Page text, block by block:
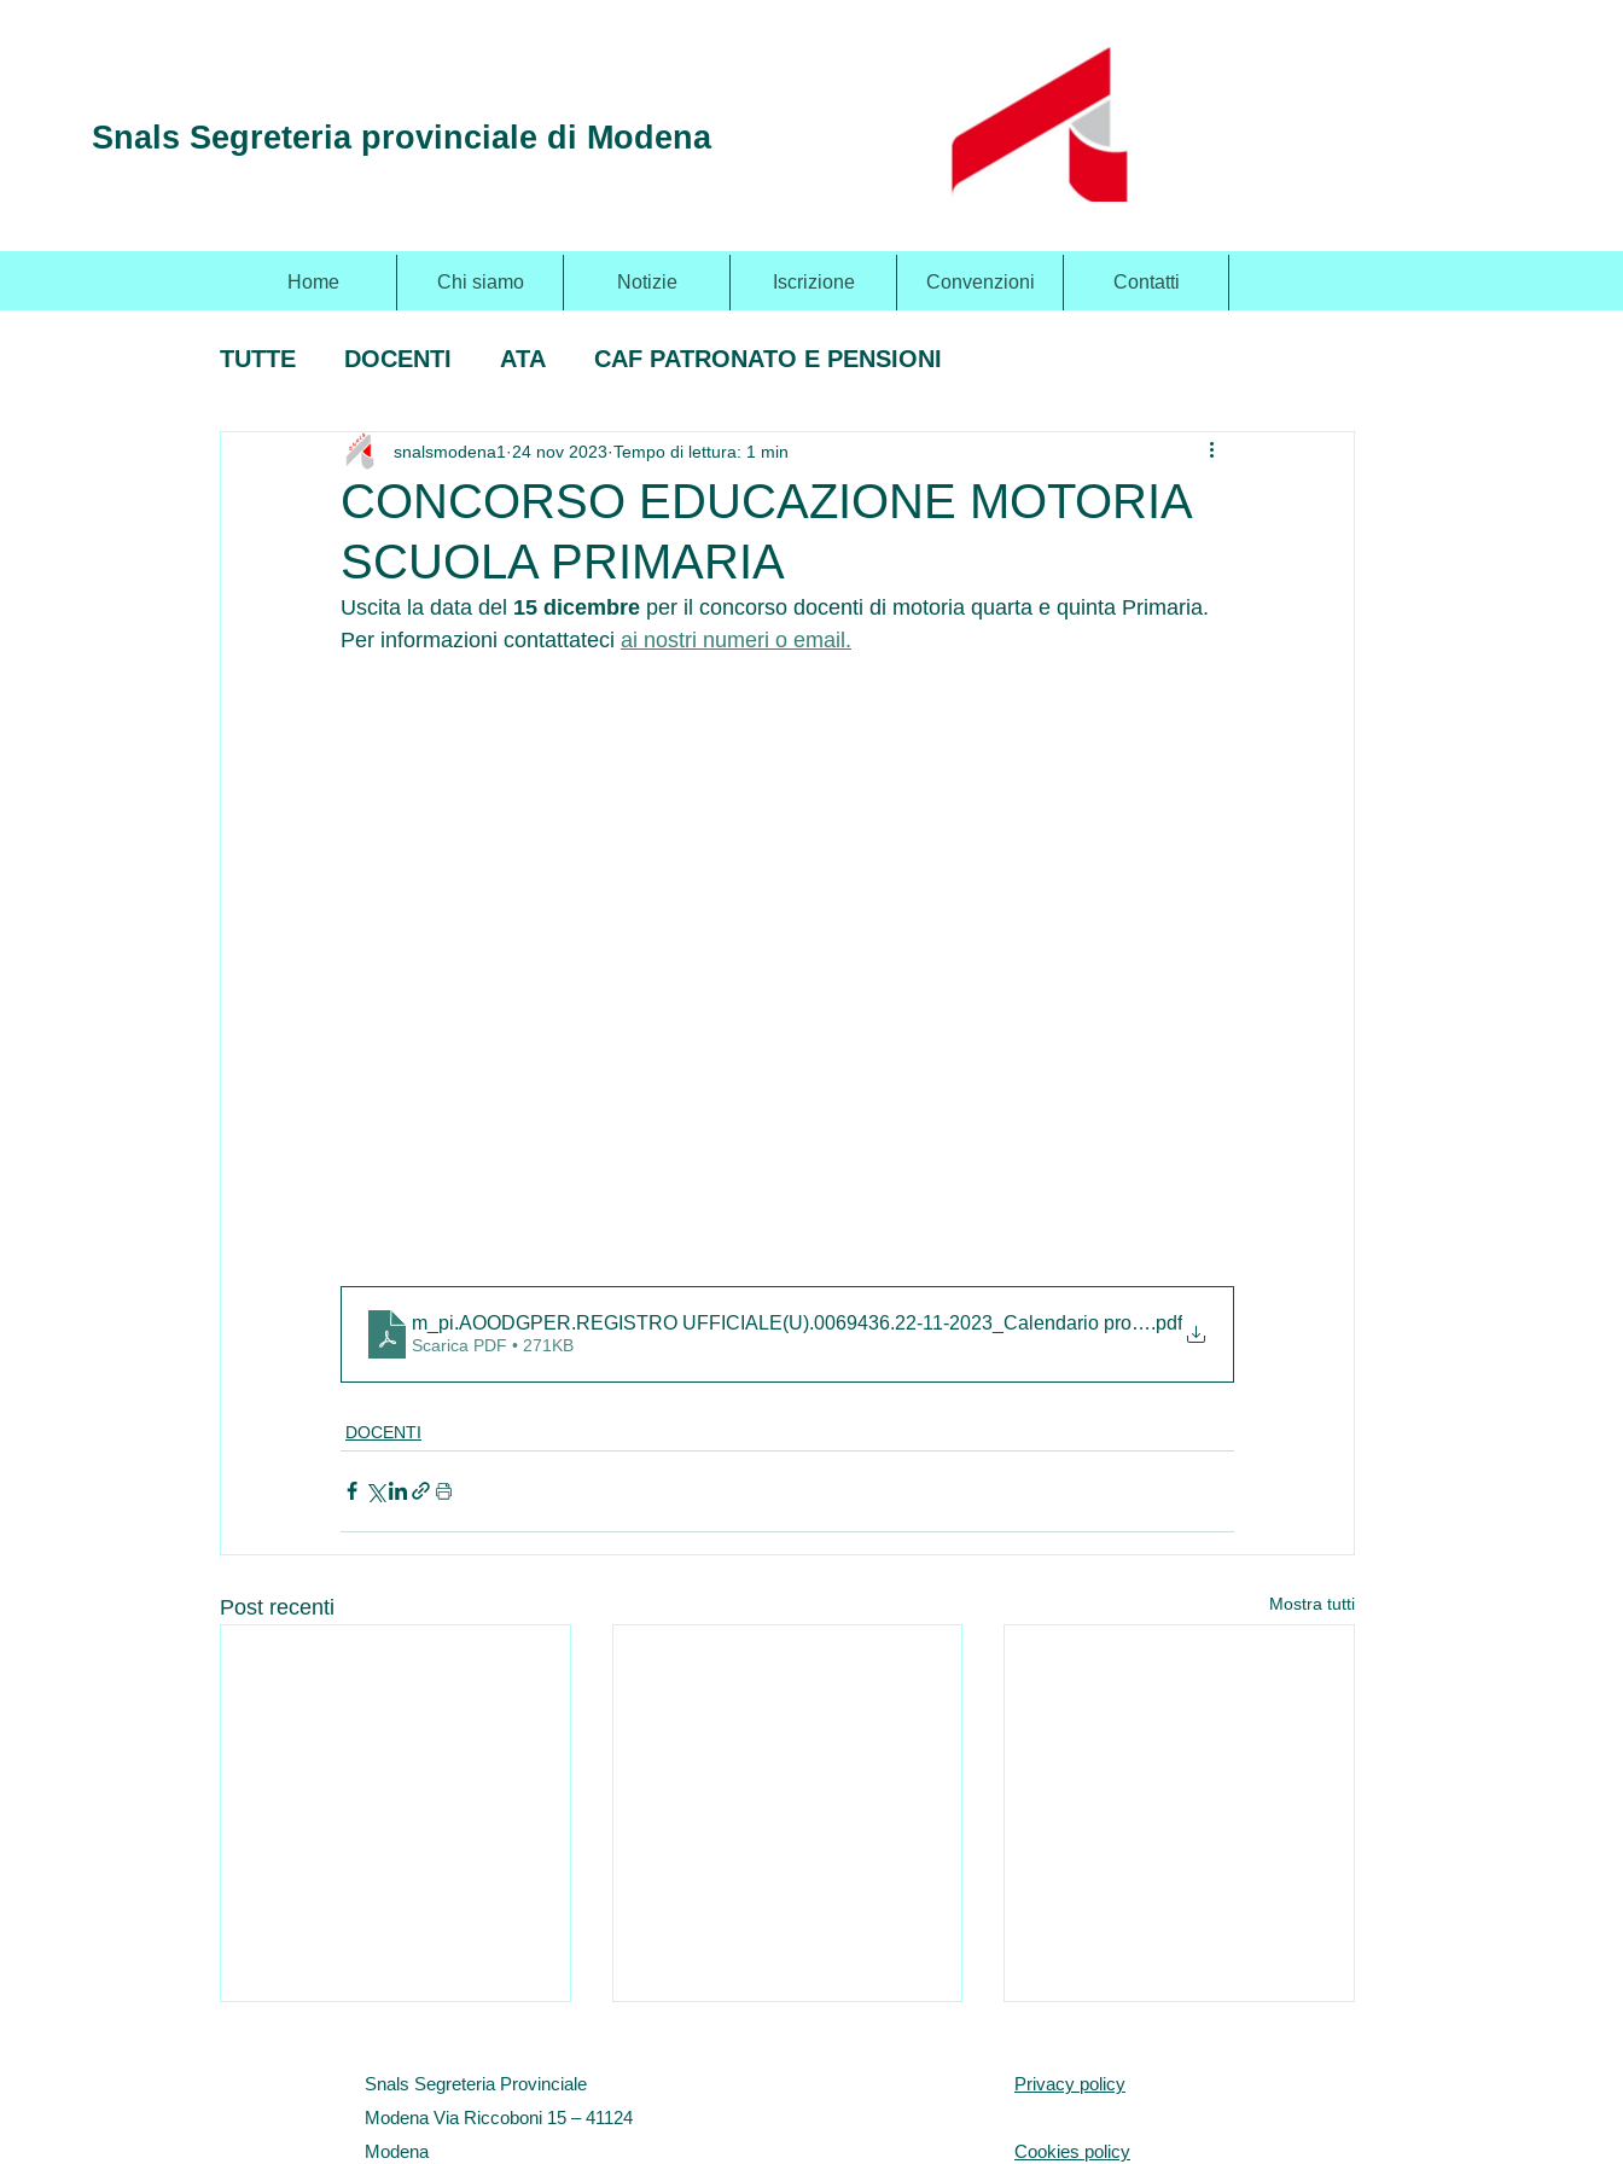
Snals Segreteria provinciale di Modena
Home Chi siamo Notizie Iscrizione Convenzioni Contatti
TUTTE DOCENTI ATA CAF PATRONATO E PENSIONI
CONCORSO EDUCAZIONE MOTORIA
SCUOLA PRIMARIA
snalsmodena1 24 nov 2023 Tempo di lettura: 1 min
Uscita la data del 15 dicembre per il concorso docenti di motoria quarta e quinta Primaria.
Per informazioni contattateci ai nostri numeri o email.
m_pi.AOODGPER.REGISTRO UFFICIALE(U).0069436.22-11-2023_Calendario prove scritte
.pdf
Scarica PDF • 271KB
DOCENTI
Post recenti Mostra tutti
IDONEI 2020.
durante un incontro di informativa
Snals Segreteria Provinciale
Modena Via Riccoboni 15 – 41124
Modena
Privacy policy
Cookies policy